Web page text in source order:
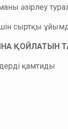
әзірлеу
сыртқы
ҚОЙЛАТЫН
қамтиды